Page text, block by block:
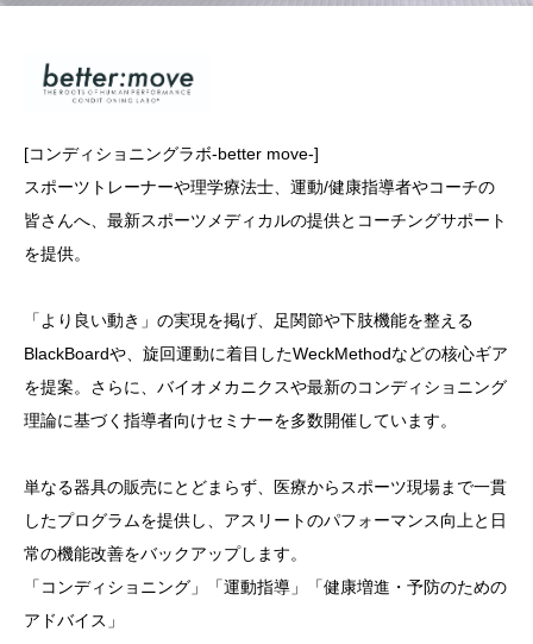
[コンディショニングラボ-better move-]
スポーツトレーナーや理学療法士、運動/健康指導者やコーチの
皆さんへ、最新スポーツメディカルの提供とコーチングサポート
を提供。
「より良い動き」の実現を掲げ、足関節や下肢機能を整える
BlackBoardや、旋回運動に着目したWeckMethodなどの核心ギア
を提案。さらに、バイオメカニクスや最新のコンディショニング
理論に基づく指導者向けセミナーを多数開催しています。
単なる器具の販売にとどまらず、医療からスポーツ現場まで一貫
したプログラムを提供し、アスリートのパフォーマンス向上と日
常の機能改善をバックアップします。
「コンディショニング」「運動指導」「健康増進・予防のための
アドバイス」